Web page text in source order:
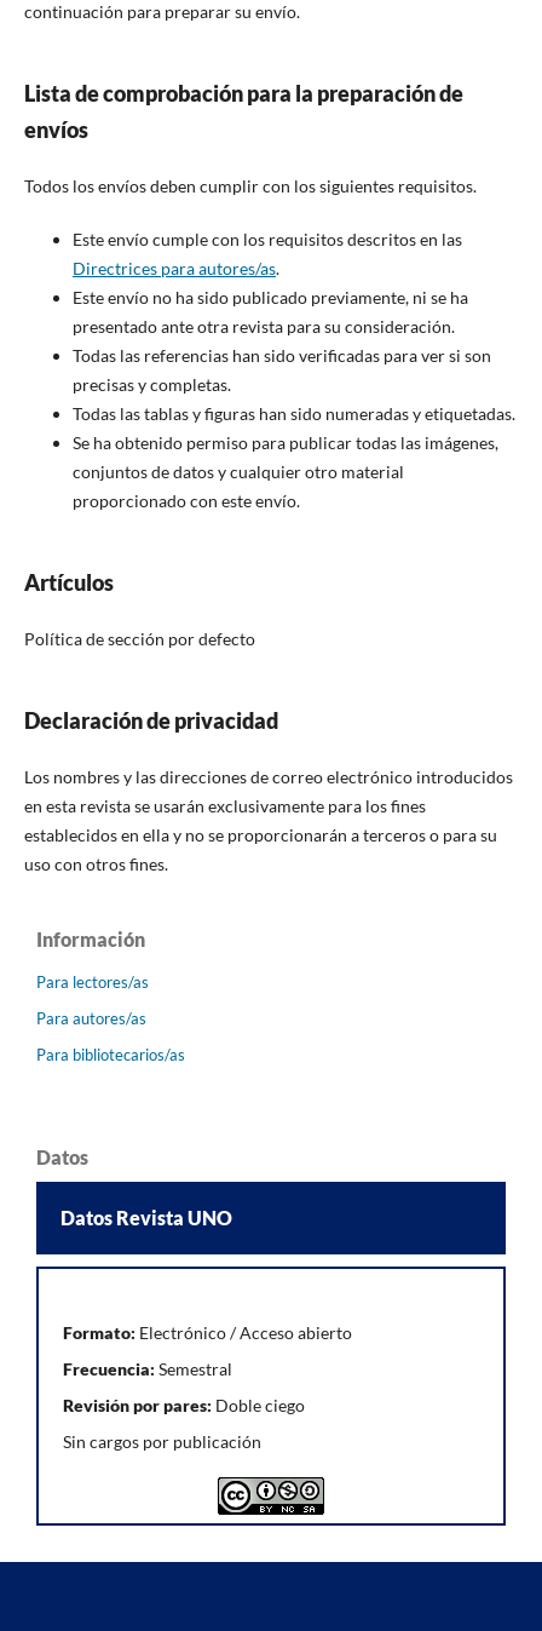
continuación para preparar su envío.
Lista de comprobación para la preparación de
envíos
Todos los envíos deben cumplir con los siguientes requisitos.
Este envío cumple con los requisitos descritos en las
Directrices para autores/as.
Este envío no ha sido publicado previamente, ni se ha
presentado ante otra revista para su consideración.
Todas las referencias han sido verificadas para ver si son
precisas y completas.
Todas las tablas y figuras han sido numeradas y etiquetadas.
Se ha obtenido permiso para publicar todas las imágenes,
conjuntos de datos y cualquier otro material
proporcionado con este envío.
Artículos
Política de sección por defecto
Declaración de privacidad
Los nombres y las direcciones de correo electrónico introducidos
en esta revista se usarán exclusivamente para los fines
establecidos en ella y no se proporcionarán a terceros o para su
uso con otros fines.
Información
Para lectores/as
Para autores/as
Para bibliotecarios/as
Datos
Datos Revista UNO
Formato: Electrónico / Acceso abierto
Frecuencia: Semestral
Revisión por pares: Doble ciego
Sin cargos por publicación